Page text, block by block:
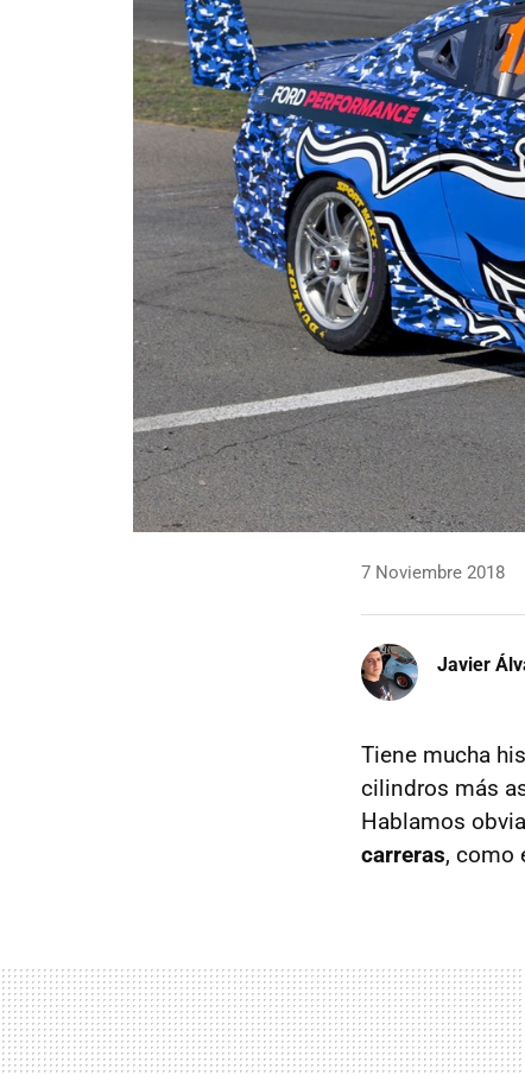
7 Noviembre 2018
Javier
Tiene mucha
cilindros más
Hablamos
carreras, como